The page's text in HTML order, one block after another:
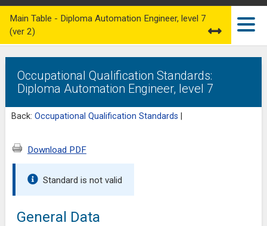
Occupational Qualification Standards:
Diploma Automation Engineer, level 7
Back: Occupational Qualification Standards
Main Table - Diploma Automation Engineer, level 7
(ver 2)
Download PDF
Standard is not valid
General Data